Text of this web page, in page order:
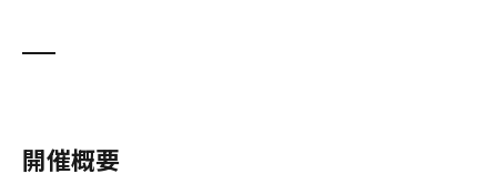
開催概要